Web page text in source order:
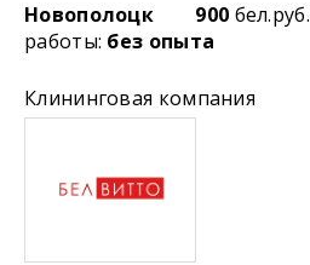
Новополоцк 900 бел.руб.
работы: без опыта
Клининговая компания